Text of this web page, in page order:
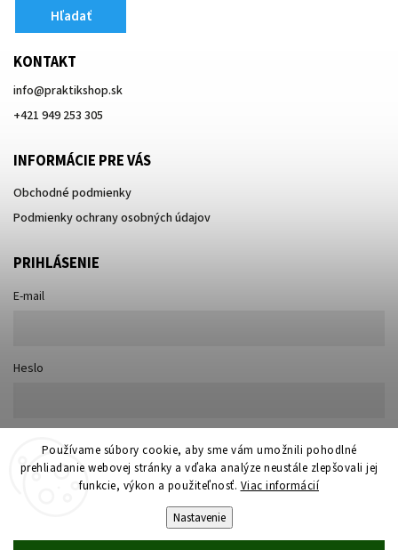
Používame súbory cookie, aby sme vám umožnili pohodlné
prehliadanie webovej stránky a vďaka analýze neustále zlepšovali jej
funkcie, výkon a použiteľnosť. Viac informácií
Nastavenie
Hľadať
KONTAKT
info@praktikshop.sk
+421 949 253 305
INFORMÁCIE PRE VÁS
Obchodné podmienky
Podmienky ochrany osobných údajov
PRIHLÁSENIE
E-mail
Heslo
Prihlásiť sa
Nová registrácia
Zabudnuté heslo